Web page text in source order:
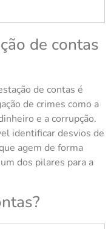
de contas
de contas é
de crimes como a
e a corrupção.
identificar desvios de
agem de forma
dos pilares para a